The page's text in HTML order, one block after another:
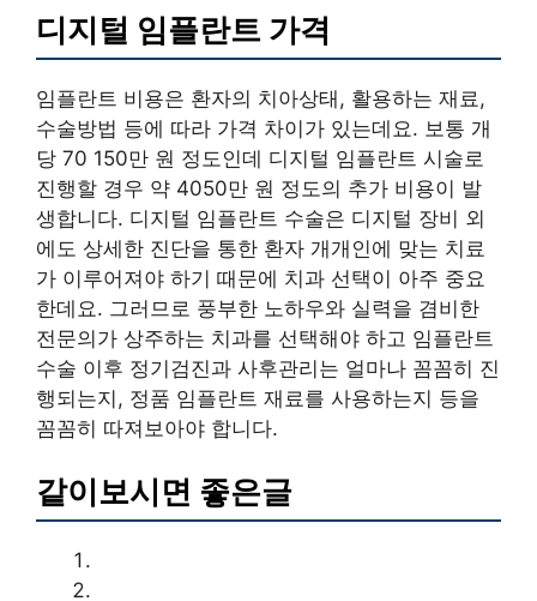
디지털 임플란트 가격
임플란트 비용은 환자의 치아상태, 활용하는 재료,
수술방법 등에 따라 가격 차이가 있는데요. 보통 개
당 70 150만 원 정도인데 디지털 임플란트 시술로
진행할 경우 약 4050만 원 정도의 추가 비용이 발
생합니다. 디지털 임플란트 수술은 디지털 장비 외
에도 상세한 진단을 통한 환자 개개인에 맞는 치료
가 이루어져야 하기 때문에 치과 선택이 아주 중요
한데요. 그러므로 풍부한 노하우와 실력을 겸비한
전문의가 상주하는 치과를 선택해야 하고 임플란트
수술 이후 정기검진과 사후관리는 얼마나 꼼꼼히 진
행되는지, 정품 임플란트 재료를 사용하는지 등을
꼼꼼히 따져보아야 합니다.
같이보시면 좋은글